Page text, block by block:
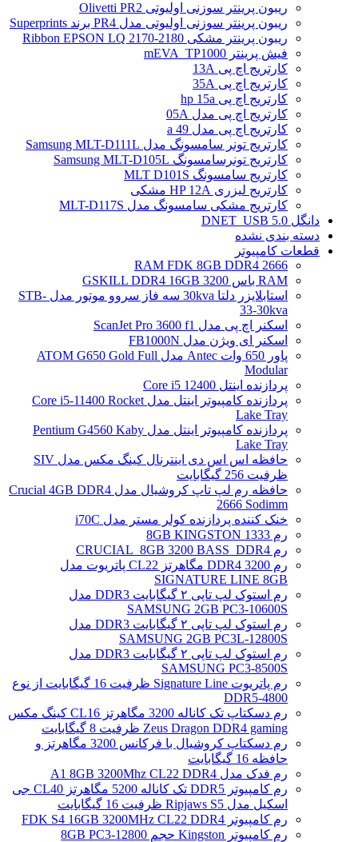
ریبون پرینتر سوزنی اولیوتی Olivetti PR2
ریبون پرینتر سوزنی اولیوتی مدل PR4 برند Superprints
ریبون پرینتر مشکی Ribbon EPSON LQ 2170-2180
فیش پرینتر mEVA_TP1000
کارتریج اچ پی 13A
کارتریج اچ پی 35A
کارتریج اچ پی hp 15a
کارتریج اچ پی مدل 05A
کارتریج اچ پی مدل 49 a
کارتریج تونر سامسونگ مدل Samsung MLT-D111L
کارتریج تونرسامسونگ Samsung MLT-D105L
کارتریج سامسونگ MLT D101S
کارتریج لیزری HP 12A مشکی
کارتریج مشکی سامسونگ مدل MLT-D117S
دانگل DNET_USB 5.0
دسته بندی نشده
قطعات کامپیوتر
RAM FDK 8GB DDR4 2666
RAM باس 3200 GSKILL DDR4 16GB
استابلایزر دلتا 30kva سه فاز سروو موتور مدل STB-
33-30kva
اسکنر اچ پی مدل ScanJet Pro 3600 f1
اسکنر ای ویژن مدل FB1000N
پاور 650 وات Antec مدل ATOM G650 Gold Full
Modular
پردازنده اینتل Core i5 12400
پردازنده کامپیوتر اینتل مدل Core i5-11400 Rocket
Lake Tray
پردازنده کامپیوتر اینتل مدل Pentium G4560 Kaby
Lake Tray
حافظه اس اس دی اینترنال کینگ مکس مدل SIV
ظرفیت 256 گیگابایت
حافظه رم لپ تاپ کروشیال مدل Crucial 4GB DDR4
2666 Sodimm
خنک کننده پردازنده کولر مستر مدل i70C
رم 1333 8GB KINGSTON
رم CRUCIAL_8GB 3200 BASS_DDR4
رم DDR4 3200 مگاهرتز CL22 پاتریوت مدل
SIGNATURE LINE 8GB
رم استوک لپ تاپی ۲ گیگابایت DDR3 مدل
SAMSUNG 2GB PC3-10600S
رم استوک لپ تاپی ۲ گیگابایت DDR3 مدل
SAMSUNG 2GB PC3L-12800S
رم استوک لپ تاپی ۲ گیگابایت DDR3 مدل
SAMSUNG PC3-8500S
رم پاتریوت Signature Line ظرفیت 16 گیگابایت از نوع
DDR5-4800
رم دسکتاپ تک کاناله 3200 مگاهرتز CL16 کینگ مکس
Zeus Dragon DDR4 gaming ظرفیت 8 گیگابایت
رم دسکتاپ کروشیال با فرکانس 3200 مگاهرتز و
حافظه 16 گیگابایت
رم فدک مدل A1 8GB 3200Mhz CL22 DDR4
رم کامپیوتر DDR5 تک کاناله 5200 مگاهرتز CL40 جی
اسکیل مدل Ripjaws S5 ظرفیت 16 گیگابایت
رم کامپیوتر FDK S4 16GB 3200MHz CL22 DDR4
رم کامپیوتر Kingston حجم 8GB PC3-12800